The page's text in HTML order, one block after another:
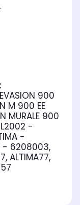
900
M 900 EE
MURALE 900
-
-
- 6208003,
ALTIMA77,